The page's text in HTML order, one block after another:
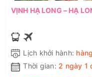
VỊNH HẠ LONG – HẠ
Lịch khởi hành:
Thời gian: 2 ngày 1